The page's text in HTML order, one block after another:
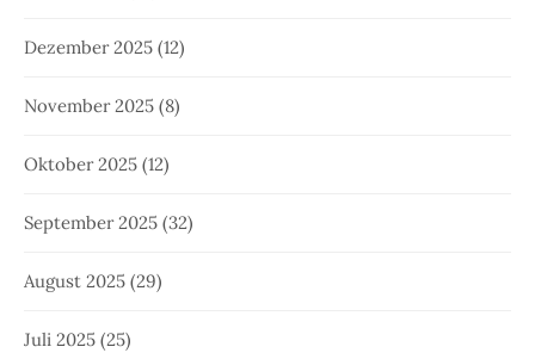
Dezember 2025 (12)
November 2025 (8)
Oktober 2025 (12)
September 2025 (32)
August 2025 (29)
Juli 2025 (25)